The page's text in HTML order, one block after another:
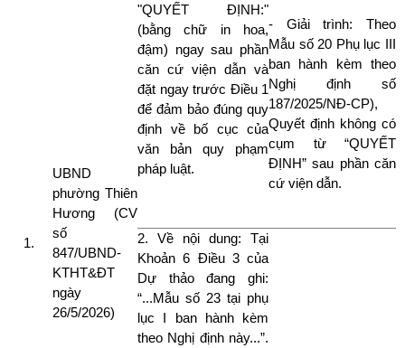
UBND
phường Thiên
Hương (CV
số
847/UBND-
KTHT&ĐT
ngày
26/5/2026)
"QUYẾT ĐỊNH:"
(bằng chữ in hoa,
đậm) ngay sau phần
căn cứ viện dẫn và
đặt ngay trước Điều 1
để đảm bảo đúng quy
định về bố cục của
văn bản quy phạm
pháp luật.
- Giải trình: Theo
Mẫu số 20 Phụ lục III
ban hành kèm theo
Nghị định số
187/2025/NĐ-CP),
Quyết định không có
cụm từ “QUYẾT
ĐỊNH” sau phần căn
cứ viện dẫn.
2. Về nội dung: Tại
Khoản 6 Điều 3 của
Dự thảo đang ghi:
“...Mẫu số 23 tại phụ
lục I ban hành kèm
theo Nghị định này...”.